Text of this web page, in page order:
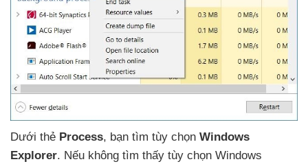
Dưới thẻ Process, bạn tìm tùy chọn Windows
Explorer. Nếu không tìm thấy tùy chọn Windows